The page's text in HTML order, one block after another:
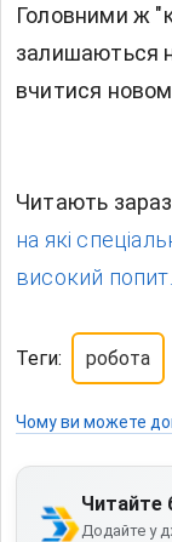
Головними ж
залишаються
вчитися
Читають
на які
високий попит.
Теги: робота
Чому ви можете
Читайте
Додайте у